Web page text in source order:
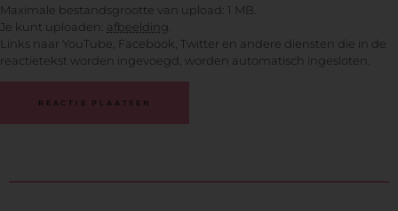
Maximale bestandsgrootte van upload: 1 MB.
Je kunt uploaden: afbeelding
Links naar YouTube, Facebook, Twitter en andere diensten die in de
reactietekst worden ingevoegd, worden automatisch ingesloten.